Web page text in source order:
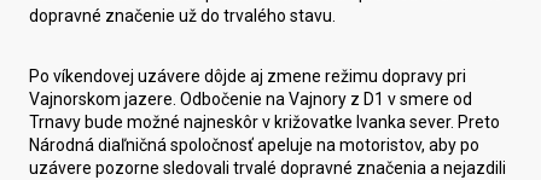
dopravné značenie už do trvalého stavu.
Po víkendovej uzávere dôjde aj zmene režimu dopravy pri
Vajnorskom jazere. Odbočenie na Vajnory z D1 v smere od
Trnavy bude možné najneskôr v križovatke Ivanka sever. Preto
Národná diaľničná spoločnosť apeluje na motoristov, aby po
uzávere pozorne sledovali trvalé dopravné značenia a nejazdili